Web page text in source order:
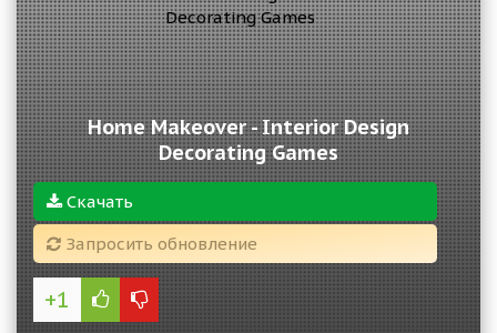
Home Makeover - Interior Design
Decorating Games
Скачать
Запросить обновление
+1